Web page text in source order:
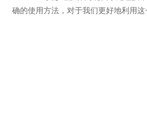
确的使用方法，对于我们更好地利用